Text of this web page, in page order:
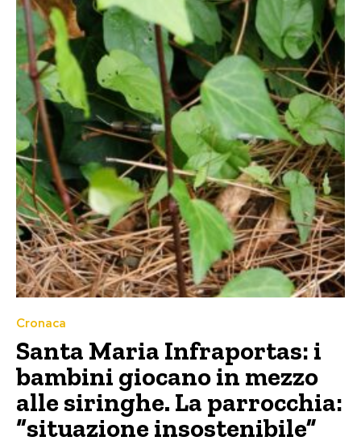
Cronaca
Santa Maria Infraportas: i
bambini giocano in mezzo
alle siringhe. La parrocchia:
“situazione insostenibile”